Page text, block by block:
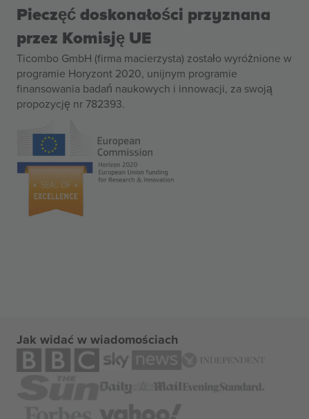
Pieczęć doskonałości przyznana
przez Komisję UE
Ticombo GmbH (firma macierzysta) zostało wyróżnione w
programie Horyzont 2020, unijnym programie
finansowania badań naukowych i innowacji, za swoją
propozycję nr 782393.
Jak widać w wiadomościach